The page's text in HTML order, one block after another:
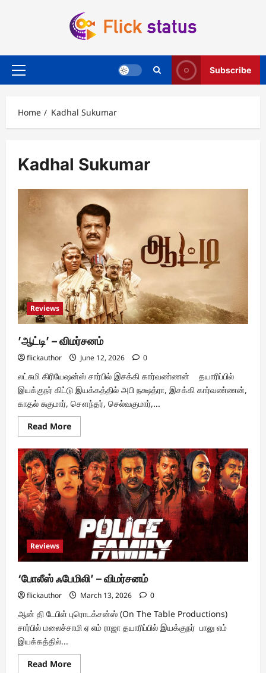
Primary
Subscribe
Home Kadhal Sukumar
Kadhal Sukumar
Reviews
’ஆட்டி’ – விமர்சனம்
flickauthor June 12, 2026 0
லட்சுமி கிரியேஷன்ஸ் சார்பில் இசக்கி கார்வண்ணன் தயாரிப்பில்
இயக்குநர் கிட்டு இயக்கத்தில் அபி நக்ஷத்ரா, இசக்கி கார்வண்ணன்,
காதல் சுகுமார், சௌந்தர், செல்வகுமார்,...
Read MoreRead
more
’ஆட்டி’
–
விமர்சனம்
Reviews
‘போலீஸ் ஃபேமிலி’ – விமர்சனம்
flickauthor March 13, 2026 0
ஆன் தி டேபிள் புரொடக்சன்ஸ் (On The Table Productions)
சார்பில் மலைச்சாமி ஏ எம் ராஜா தயாரிப்பில் இயக்குநர் பாலு எம்
இயக்கத்தில்...
Read MoreRead